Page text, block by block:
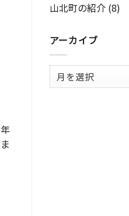
山北町の紹介(8)
アーカイブ
ー